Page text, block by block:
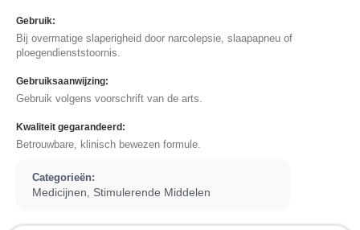
Gebruik:
Bij overmatige slaperigheid door narcolepsie, slaapapneu of
ploegendienststoornis.
Gebruiksaanwijzing:
Gebruik volgens voorschrift van de arts.
Kwaliteit gegarandeerd:
Betrouwbare, klinisch bewezen formule.
Categorieën:
Medicijnen, Stimulerende Middelen